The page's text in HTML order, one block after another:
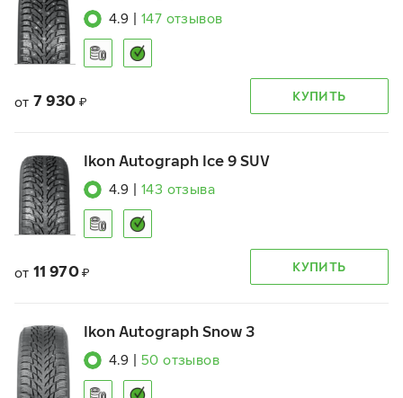
4.9 147 отзывов
от 7 930 ₽ КУПИТЬ
Ikon Autograph Ice 9 SUV
4.9 143 отзыва
от 11 970 ₽ КУПИТЬ
Ikon Autograph Snow 3
4.9 50 отзывов